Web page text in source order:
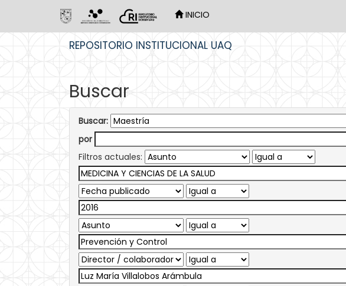
INICIO
REPOSITORIO INSTITUCIONAL UAQ
Buscar
Buscar:
por
Filtros actuales: